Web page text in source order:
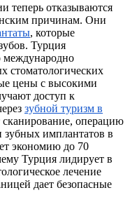
теперь отказываются
причинам. Они
, которые
Турция
международно
стоматологических
цены с высокими
доступ к
зубной туризм в
операцию
имплантатов в
экономию до 70
Турция лидирует в
лечение
дает безопасные